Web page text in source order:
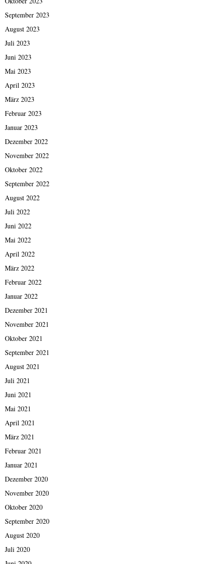
September 2023
August 2023
Juli 2023
Juni 2023
Mai 2023
April 2023
März 2023
Februar 2023
Januar 2023
Dezember 2022
November 2022
Oktober 2022
September 2022
August 2022
Juli 2022
Juni 2022
Mai 2022
April 2022
März 2022
Februar 2022
Januar 2022
Dezember 2021
November 2021
Oktober 2021
September 2021
August 2021
Juli 2021
Juni 2021
Mai 2021
April 2021
März 2021
Februar 2021
Januar 2021
Dezember 2020
November 2020
Oktober 2020
September 2020
August 2020
Juli 2020